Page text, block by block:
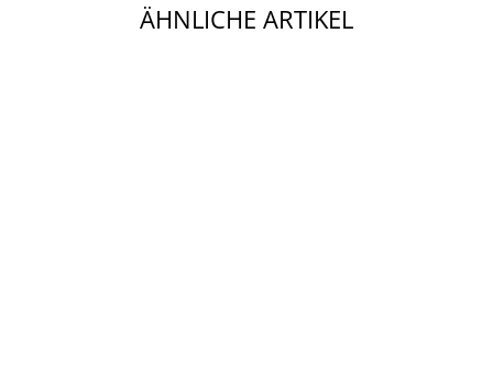
ÄHNLICHE ARTIKEL